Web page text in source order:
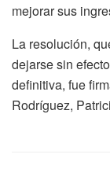
mejorar sus
La resolución,
dejarse sin
definitiva, fue
Rodríguez,